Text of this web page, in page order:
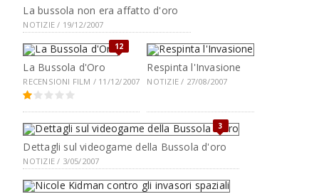
La bussola non era affatto d'oro
NOTIZIE / 19/12/2007
12
La Bussola d'Oro
RECENSIONI FILM / 11/12/2007
Respinta l'Invasione
NOTIZIE / 27/08/2007
3
Dettagli sul videogame della Bussola d'oro
NOTIZIE / 3/05/2007